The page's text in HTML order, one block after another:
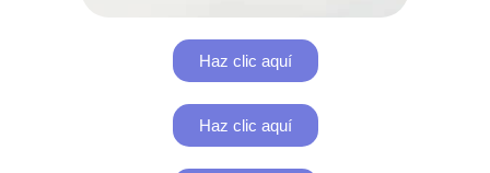
Haz clic aquí
Haz clic aquí